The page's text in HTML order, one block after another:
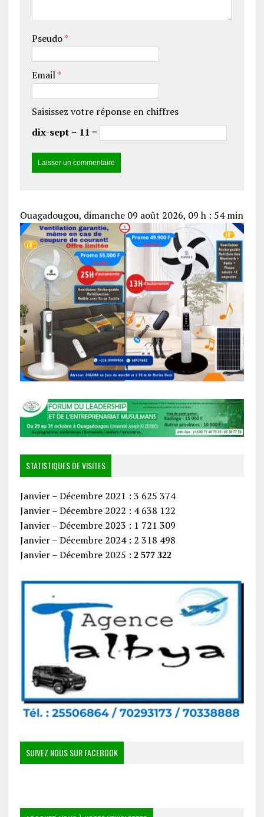
Pseudo*
Email*
Saisissez votre réponse en chiffres
dix-sept − 11 =
Ouagadougou, dimanche 09 août 2026, 09 h : 54 min
STATISTIQUES DE VISITES
Janvier – Décembre 2021 : 3 625 374
Janvier – Décembre 2022 : 4 638 122
Janvier – Décembre 2023 : 1 721 309
Janvier – Décembre 2024 : 2 318 498
Janvier – Décembre 2025 : 2 577 322
SUIVEZ NOUS SUR FACEBOOK